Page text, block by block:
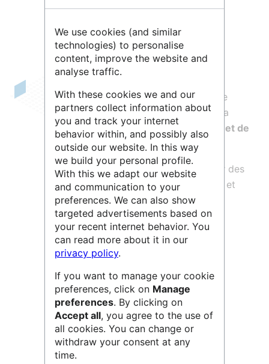
CLS, filiale du CNES et de CNP, est une
société internationale, pionnière dans la
fourniture de solutions d'observation et de
surveillance de la Terre depuis 1986.
Sa vision est d’imaginer et de déployer des
solutions innovantes pour comprendre et
protéger notre Planète, et gérer
durablement ses ressources.
L’entreprise œuvre dans 5 secteurs
d’activités stratégiques :
La gestion durable des pêches
La surveillance environnementale, la
sécurité maritime
La mobilité
Les énergies
We use cookies (and similar
technologies) to personalise
content, improve the website and
analyse traffic.
With these cookies we and our
partners collect information about
you and track your internet
behavior within, and possibly also
outside our website. In this way
we build your personal profile.
With this we adapt our website
and communication to your
preferences. We can also show
targeted advertisements based on
your recent internet behavior. You
can read more about it in our
privacy policy.
If you want to manage your cookie
preferences, click on Manage
preferences. By clicking on
Accept all, you agree to the use of
all cookies. You can change or
withdraw your consent at any
time.